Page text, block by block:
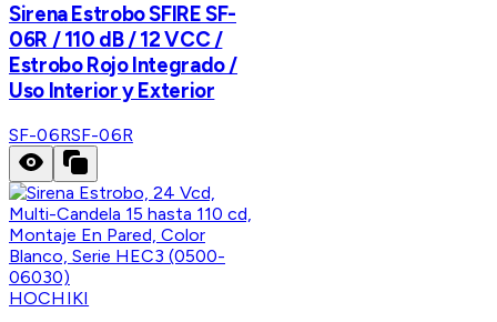
Sirena Estrobo SFIRE SF-
06R / 110 dB / 12 VCC /
Estrobo Rojo Integrado /
Uso Interior y Exterior
SF-06RSF-06R
HOCHIKI